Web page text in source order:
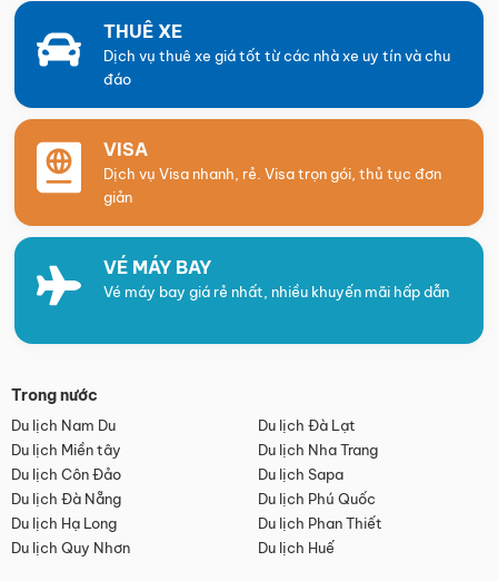
THUÊ XE
Dịch vụ thuê xe giá tốt từ các nhà xe uy tín và chu
đáo
VISA
Dịch vụ Visa nhanh, rẻ. Visa trọn gói, thủ tục đơn
giản
VÉ MÁY BAY
Vé máy bay giá rẻ nhất, nhiều khuyến mãi hấp dẫn
Trong nước
Du lịch Nam Du
Du lịch Đà Lạt
Du lịch Miền tây
Du lịch Nha Trang
Du lịch Côn Đảo
Du lịch Sapa
Du lịch Đà Nẵng
Du lịch Phú Quốc
Du lịch Hạ Long
Du lịch Phan Thiết
Du lịch Quy Nhơn
Du lịch Huế